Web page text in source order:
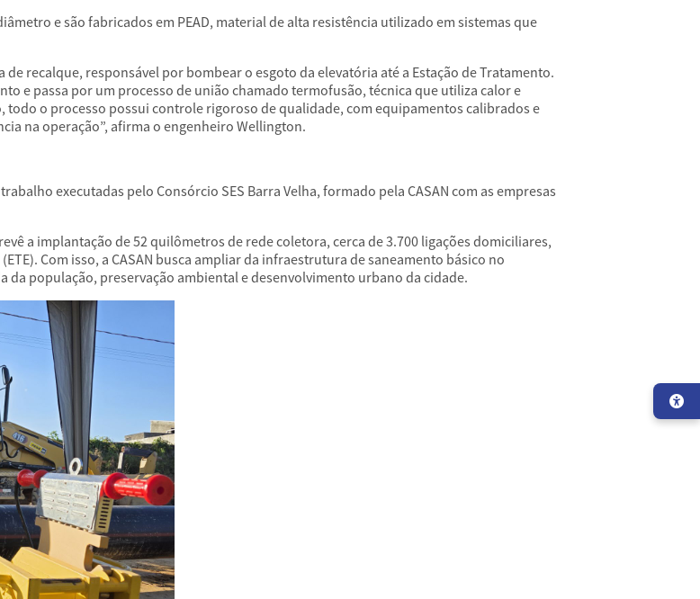
e são fabricados em PEAD, material de alta resistência utilizado em sistemas que
recalque, responsável por bombear o esgoto da elevatória até a Estação de Tratamento.
e passa por um processo de união chamado termofusão, técnica que utiliza calor e
todo o processo possui controle rigoroso de qualidade, com equipamentos calibrados e
na operação”, afirma o engenheiro Wellington.
executadas pelo Consórcio SES Barra Velha, formado pela CASAN com as empresas
a implantação de 52 quilômetros de rede coletora, cerca de 3.700 ligações domiciliares,
Com isso, a CASAN busca ampliar da infraestrutura de saneamento básico no
população, preservação ambiental e desenvolvimento urbano da cidade.